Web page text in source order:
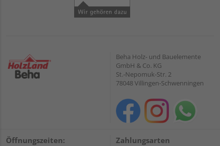
Beha Holz- und Bauelemente
GmbH & Co. KG
St.-Nepomuk-Str. 2
78048 Villingen-Schwenningen
Öffnungszeiten: Zahlungsarten